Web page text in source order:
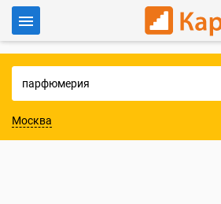
Для работодателей
Москва